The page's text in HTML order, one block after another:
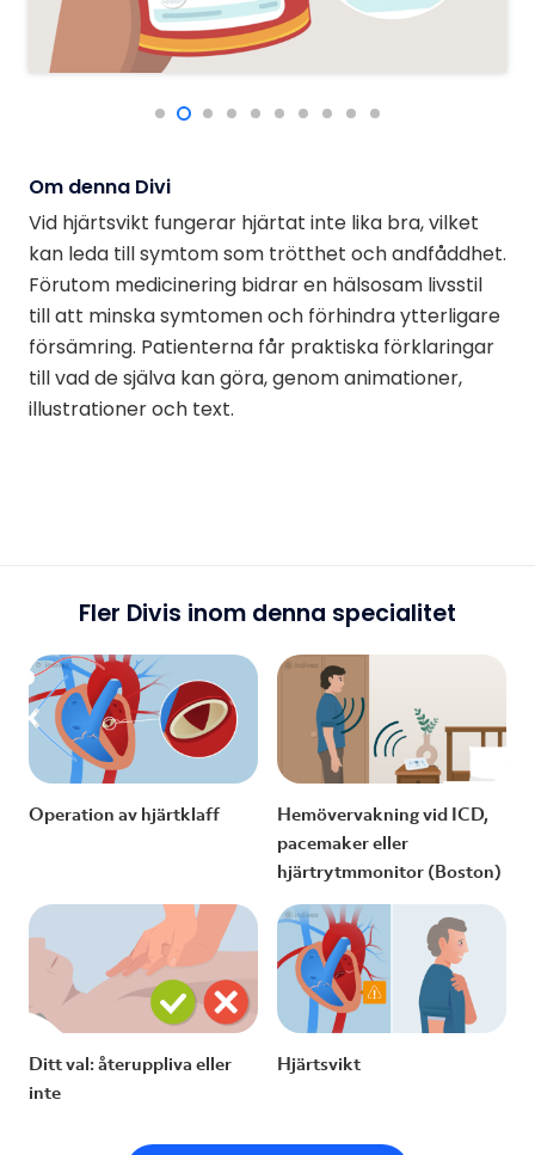
Om denna Divi
Vid hjärtsvikt fungerar hjärtat inte lika bra, vilket
kan leda till symtom som trötthet och andfåddhet.
Förutom medicinering bidrar en hälsosam livsstil
till att minska symtomen och förhindra ytterligare
försämring. Patienterna får praktiska förklaringar
till vad de själva kan göra, genom animationer,
illustrationer och text.
Fler Divis inom denna specialitet
Operation av hjärtklaff
Hemövervakning vid ICD,
pacemaker eller
hjärtrytmmonitor (Boston)
Ditt val: återuppliva eller
inte
Hjärtsvikt